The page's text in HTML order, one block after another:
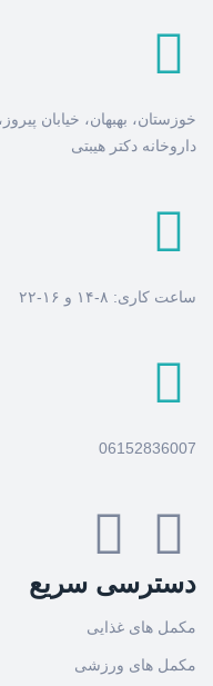
خوزستان، بهبهان، خیابان
داروخانه دکتر هیبتی
ساعت کاری: ۸-۱۴ و ۱۶-۲۲
06152836007
دسترسی سریع
مکمل های غذایی
مکمل های ورزشی